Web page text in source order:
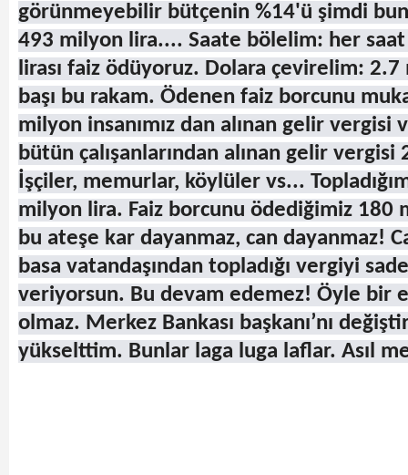
görünmeyebilir bütçenin %14'ü şimdi
493 milyon lira.... Saate bölelim: her
lirası faiz ödüyoruz. Dolara çevirelim:
başı bu rakam. Ödenen faiz borcunu
milyon insanımız dan alınan gelir vergisi
bütün çalışanlarından alınan gelir
İşçiler, memurlar, köylüler vs...
milyon lira. Faiz borcunu ödediğimiz 180
bu ateşe kar dayanmaz, can dayanmaz!
basa vatandaşından topladığı vergiyi
veriyorsun. Bu devam edemez! Öyle bir
olmaz. Merkez Bankası başkanı’nı
yükselttim. Bunlar laga luga laflar. Asıl